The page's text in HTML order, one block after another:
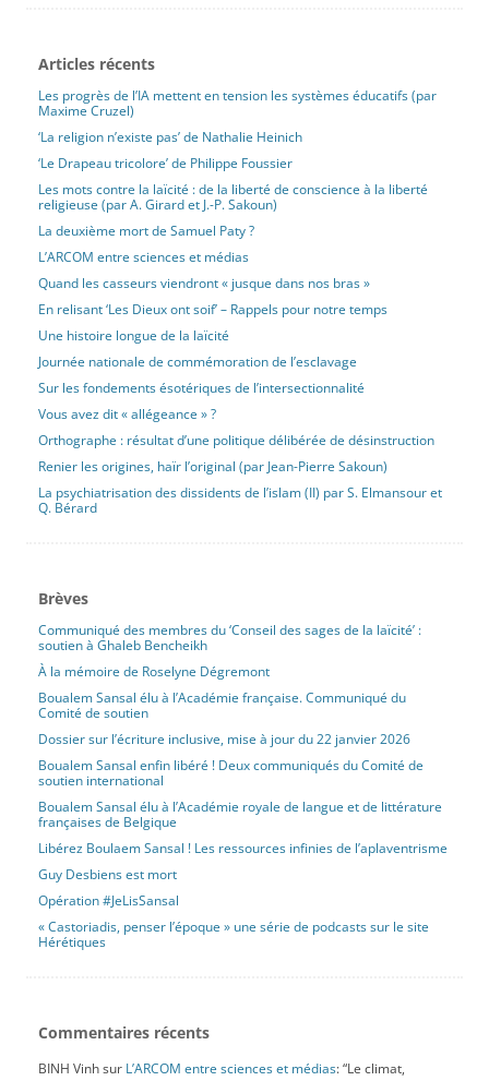
[lire plus]
La deuxième mort de Samuel Paty ?
Publié le 28 juin 2026 par Martine Verlhac
Diaporama Politique, société, actualité
Revue
dont Martine Verlhac fait part ici après avoir vu le film L’Abandon.
Il s’agit bien plutôt de l’indignation d’un professeur qui ne
pardonne pas à « une certaine gauche » une trahison certaine,
poursuivie inlassablement par des décennies de saccage de ce
que devrait être l’institution « Éducation nationale ». Non
mais, à la sortie du film, l’inertie se réanime pour retrouver les
accents abjects de l’inversion accusatoire : oui le film est bon… «
mais »… défendre Samuel Paty, ne serait-ce pas, quand même,
un peu « raciste », ne serait-ce pas un peu « d’extrême droite » ?
À la différence de la colère, l’indignation ne retombe pas : car,
de l’apaiser, son analyse la fortifie.
temps
Publié le 31 mai 2026 par Sabine Prokhoris
Dans ‘Le Mirage #MeToo’ Sabine Prokhoris démontait les
paralogismes inquisitoriaux qui se répandent sous le mot-dièse
#MeToo. Dans un article publié en 2022 sur Mezetulle, elle
écrivait : « Il s’agit de court-circuiter l’institution judiciaire, et de se
faire « justice » hors de toute enquête judiciaire, sans procès,
sans tribunal, mais en imposant son « récit » à l’opinion publique,
par la voie des médias. » et elle montrait comment la vague
#MeeToo attaque les principes fondamentaux du droit pénal.
Elle se penche ici à nouveau, cette fois à la lumière de la lecture
mécanismes de « l’abjecte jouissance qui s’empare des meutes
justicières sitôt qu’elles ont un coupable à se mettre sous la dent
». Considérer que l’accusation vaut preuve, c’est enclencher la
[lire plus]
Articles récents
Les progrès de l’IA mettent en tension les systèmes éducatifs (par
Maxime Cruzel)
‘La religion n’existe pas’ de Nathalie Heinich
‘Le Drapeau tricolore’ de Philippe Foussier
Les mots contre la laïcité : de la liberté de conscience à la liberté
religieuse (par A. Girard et J.-P. Sakoun)
La deuxième mort de Samuel Paty ?
L’ARCOM entre sciences et médias
Quand les casseurs viendront « jusque dans nos bras »
En relisant ‘Les Dieux ont soif’ – Rappels pour notre temps
Une histoire longue de la laïcité
Journée nationale de commémoration de l’esclavage
Sur les fondements ésotériques de l’intersectionnalité
Vous avez dit « allégeance » ?
Orthographe : résultat d’une politique délibérée de désinstruction
Renier les origines, haïr l’original (par Jean-Pierre Sakoun)
La psychiatrisation des dissidents de l’islam (II) par S. Elmansour et
Q. Bérard
Brèves
Communiqué des membres du ‘Conseil des sages de la laïcité’ :
soutien à Ghaleb Bencheikh
À la mémoire de Roselyne Dégremont
Boualem Sansal élu à l’Académie française. Communiqué du
Comité de soutien
Dossier sur l’écriture inclusive, mise à jour du 22 janvier 2026
Boualem Sansal enfin libéré ! Deux communiqués du Comité de
soutien international
Boualem Sansal élu à l’Académie royale de langue et de littérature
françaises de Belgique
Libérez Boulaem Sansal ! Les ressources infinies de l’aplaventrisme
Guy Desbiens est mort
Opération #JeLisSansal
« Castoriadis, penser l’époque » une série de podcasts sur le site
Hérétiques
Commentaires récents
BINH Vinhsur L’ARCOM entre sciences et médias: “Le climat,